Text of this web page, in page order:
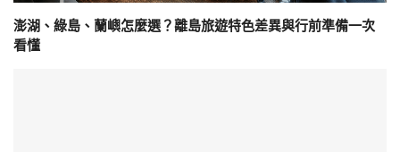
澎湖、綠島、蘭嶼怎麼選？離島旅遊特色差異與行前準備一次
看懂